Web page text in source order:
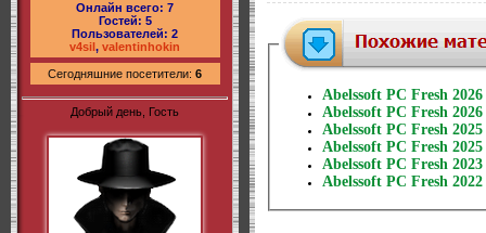
Онлайн всего: 7
Гостей: 5
Пользователей: 2
v4sil, valentinhokin
Сегодняшние посетители: 6
Добрый день, Гость
Abelssoft PC Fresh
Abelssoft PC Fresh
Abelssoft PC Fresh
Abelssoft PC Fresh
Abelssoft PC Fresh 2023
Abelssoft PC Fresh 2022